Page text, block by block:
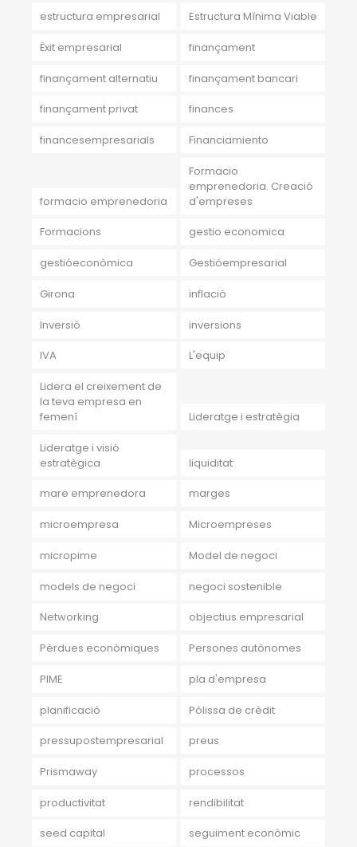
estructura empresarial Estructura Mínima Viable
Èxit empresarial finançament
finançament alternatiu finançament bancari
finançament privat finances
financesempresarials Financiamiento
formacio emprenedoria
Formacio
emprenedoria. Creació
d'empreses
Formacions gestio economica
gestióeconòmica Gestióempresarial
Girona inflació
Inversió inversions
IVA L'equip
Lidera el creixement de
la teva empresa en
femení
Lideratge i estratègia
Lideratge i visió
estratègica
liquiditat
mare emprenedora marges
microempresa Microempreses
micropime Model de negoci
models de negoci negoci sostenible
Networking objectius empresarial
Pèrdues econòmiques Persones autònomes
PIME pla d'empresa
planificació Pòlissa de crèdit
pressupostempresarial preus
Prismaway processos
productivitat rendibilitat
seed capital seguiment econòmic